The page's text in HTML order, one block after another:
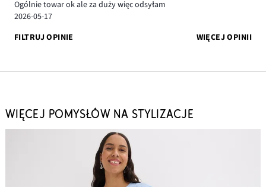
Ogólnie towar ok ale za duży więc odsyłam
2026-05-17
FILTRUJ OPINIE
WIĘCEJ OPINII
WIĘCEJ POMYSŁÓW NA STYLIZACJE